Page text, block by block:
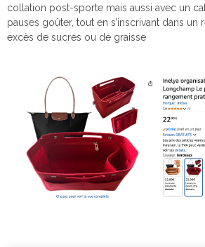
collation post-sporte mais aussi avec un
pauses goûter, tout en s’inscrivant dans un
excès de sucres ou de graisse